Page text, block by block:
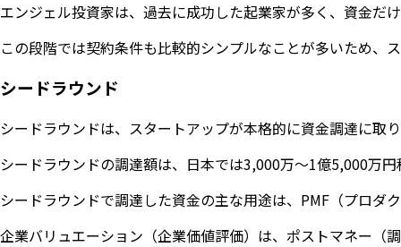
エンジェル投資家は、過去に成功した起業家が多く、資金だ
この段階では契約条件も比較的シンプルなことが多いため、
シードラウンド
シードラウンドは、スタートアップが本格的に資金調達に
シードラウンドの調達額は、日本では3,000万〜1億5,000万
シードラウンドで調達した資金の主な用途は、PMF（プロダ
企業バリュエーション（企業価値評価）は、ポストマネー（